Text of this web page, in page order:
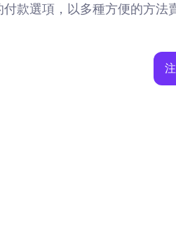
款選項，以多種方便的方法